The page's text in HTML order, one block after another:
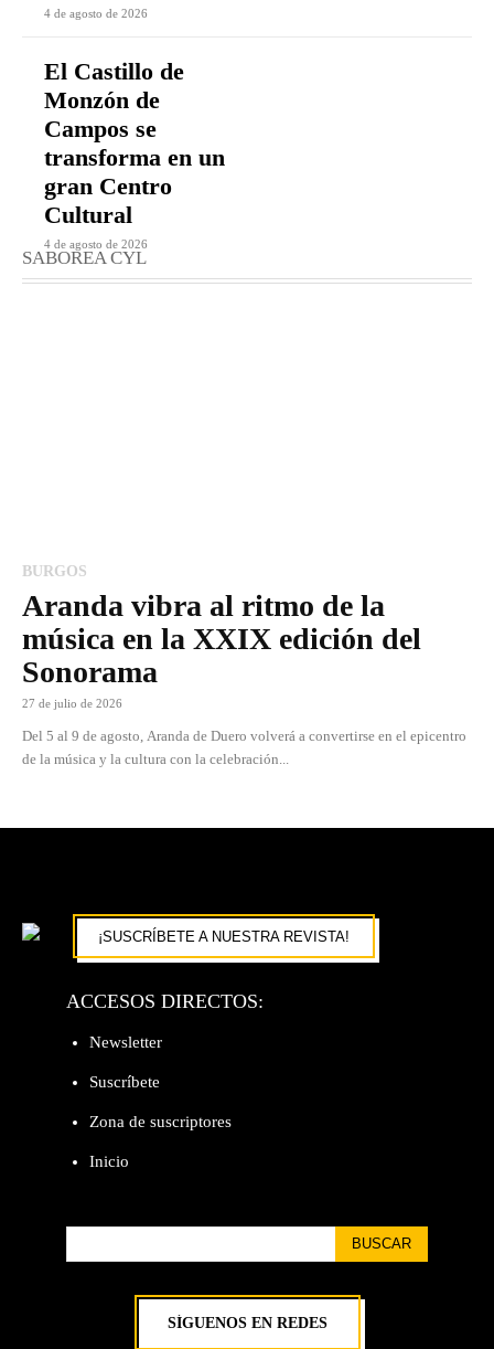
4 de agosto de 2026
El Castillo de
Monzón de
Campos se
transforma en un
gran Centro
Cultural
4 de agosto de 2026
SABOREA CYL
BURGOS
Aranda vibra al ritmo de la
música en la XXIX edición del
Sonorama
27 de julio de 2026
Del 5 al 9 de agosto, Aranda de Duero volverá a convertirse en el epicentro
de la música y la cultura con la celebración...
¡SUSCRÍBETE A NUESTRA REVISTA!
ACCESOS DIRECTOS:
Newsletter
Suscríbete
Zona de suscriptores
Inicio
BUSCAR
SÍGUENOS EN REDES